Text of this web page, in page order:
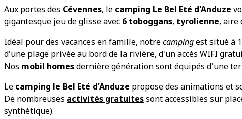
Aux portes des Cévennes, le camping Le Bel Eté d'Anduze
gigantesque jeu de glisse avec 6 toboggans, tyrolienne, aire
Idéal pour des vacances en famille, notrecampingest situé à
d'une plage privée au bord de la rivière, d'un accès WIFI
Nos mobil homesdernière génération sont équipés d'une
Le camping le Bel Eté d'Anduze propose des animations et
De nombreuses activités gratuitessont accessibles sur
synthétique).